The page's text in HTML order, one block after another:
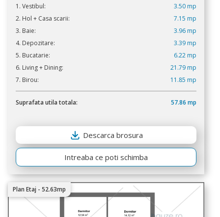
1. Vestibul:
3.50 mp
2. Hol + Casa scarii:
7.15 mp
3. Baie:
3.96 mp
4. Depozitare:
3.39 mp
5. Bucatarie:
6.22 mp
6. Living + Dining:
21.79 mp
7. Birou:
11.85 mp
Suprafata utila totala: 57.86 mp
Descarca brosura
Intreaba ce poti schimba
Plan Etaj - 52.63mp